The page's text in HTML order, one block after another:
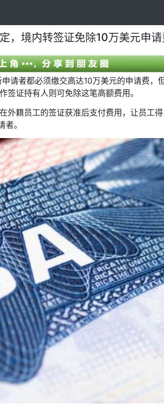
，境内转签证免除10万美元申请
请者都必须缴交高达10万美元的申请费，
证持有人则可免除这笔高额费用。
籍员工的签证获准后支付费用，让员工
。